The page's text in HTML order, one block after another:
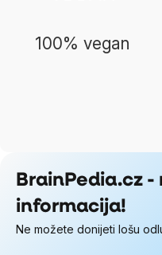
100% vegan
BrainPedia.cz
informacija!
Ne možete donijeti lošu